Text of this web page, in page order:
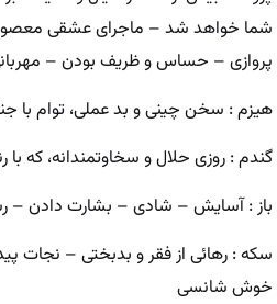
شما خواهد شد – ماجرای عشقی
پروازی – حساس و ظریف بودن –
هیزم : سخن چینی و بد عملی، توام با
گندم : روزی حلال و سخاوتمندانه، که
باز : آسایش – شادی – بشارت دادن –
سکه : رهائی از فقر و بدبختی – نجات
خوش شانسی